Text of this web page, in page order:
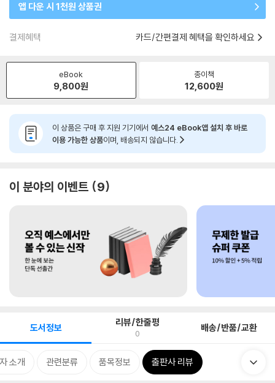
앱 다운 시 1천원 상품권
결제혜택 카드/간편결제 혜택을 확인하세요
eBook
9,800원
종이책
12,600원
이 상품은 구매 후 지원 기기에서 예스24 eBook앱 설치 후 바로
이용 가능한 상품이며, 배송되지 않습니다.
이 분야의 이벤트 9
도서정보 리뷰/한줄평
0 배송/반품/교환
소개 관련분류 품목정보 출판사 리뷰